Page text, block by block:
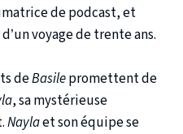
de podcast, et
voyage de trente ans.
deBasilepromettent de
, sa mystérieuse
Naylaet son équipe se